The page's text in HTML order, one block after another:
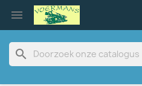

search